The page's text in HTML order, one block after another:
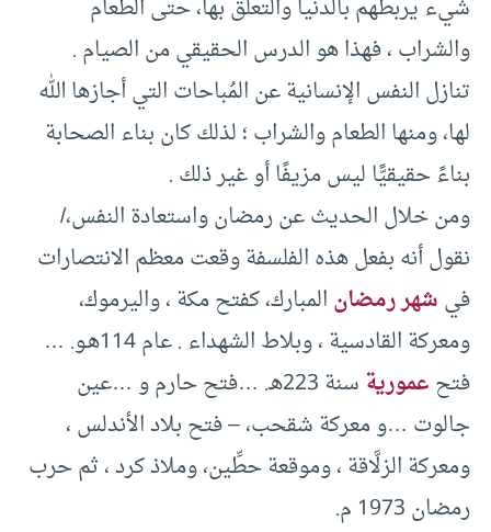
شيء يربطهم بالدنيا والتعلق بها، حتى الطعام
والشراب ، فهذا هو الدرس الحقيقي من الصيام .
تنازل النفس الإنسانية عن المُباحات التي أجازها الله
لها، ومنها الطعام والشراب ؛ لذلك كان بناء الصحابة
بناءً حقيقيًّا ليس مزيفًا أو غير ذلك .
ومن خلال الحديث عن رمضان واستعادة النفس،/
نقول أنه بفعل هذه الفلسفة وقعت معظم الانتصارات
فيشهر رمضانالمبارك، كفتح مكة ، واليرموك،
ومعركة القادسية ، وبلاط الشهداء . عام 114هـو. …
فتحعمورية
سنة 223هـ. …فتح حارم و …عين
جالوت …و معركة شقحب، – فتح بلاد الأندلس ،
ومعركة الزلَّاقة ، وموقعة حطِّين، وملاذ كرد ، ثم حرب
رمضان 1973 م.